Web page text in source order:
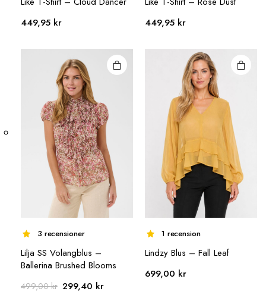
449,95 kr
449,95 kr
varianter.
De olika
alternativen
kan väljas på
produktsidan
3 recensioner
Lilja SS Volangblus –
Ballerina Brushed Blooms
499,00kr Det
299,40 krDet
varianter.
De olika
alternativen
kan väljas på
produktsidan
1 recension
Lindzy Blus – Fall Leaf
699,00 kr
Den här
produkten